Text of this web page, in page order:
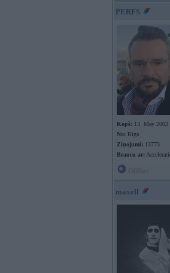
PERFS
Kopš: 13. May 2002
No: Rīga
Ziņojumi: 13773
Braucu ar:
maxell